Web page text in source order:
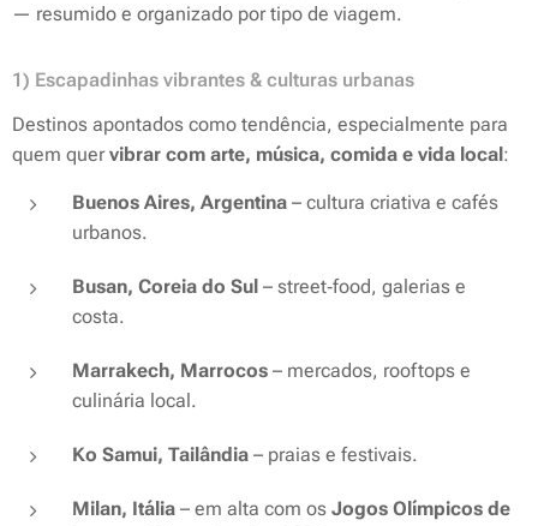
— resumido e organizado por tipo de viagem.
1) Escapadinhas vibrantes & culturas urbanas
Destinos apontados como tendência, especialmente para
quem quervibrar com arte, música, comida e vida local:
Buenos Aires, Argentina – cultura criativa e cafés
urbanos.
Busan, Coreia do Sul – street‑food, galerias e
costa.
Marrakech, Marrocos – mercados, rooftops e
culinária local.
Ko Samui, Tailândia – praias e festivais.
Milan, Itália – em alta com os Jogos Olímpicos de